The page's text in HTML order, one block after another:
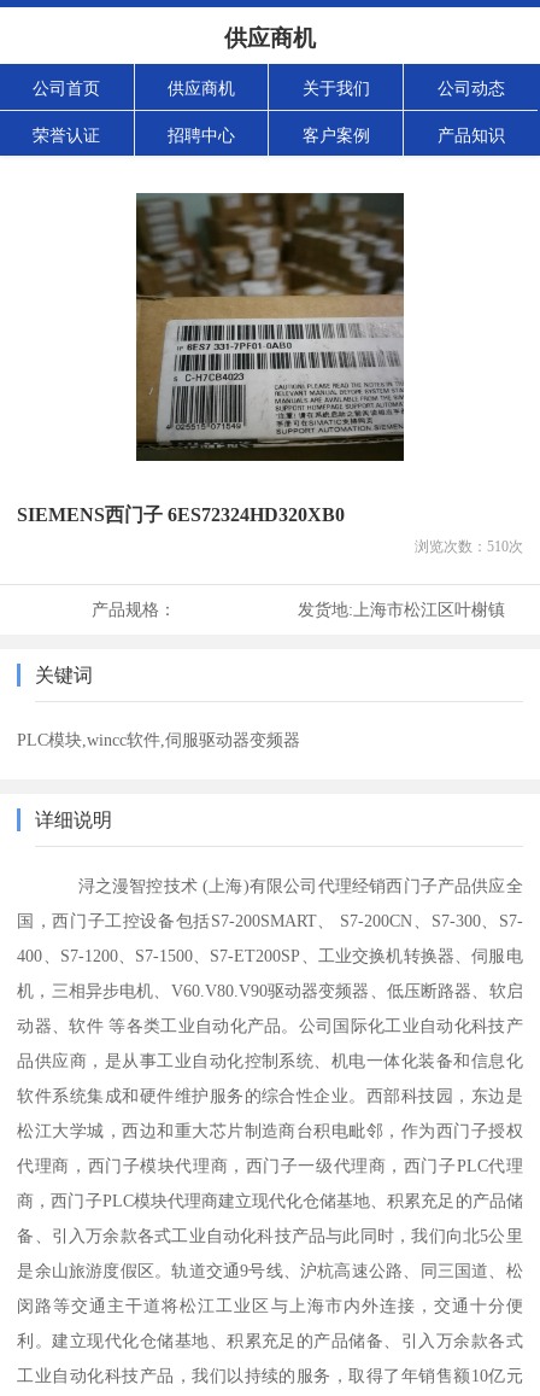
供应商机
公司首页 供应商机 关于我们 公司动态
荣誉认证 招聘中心 客户案例 产品知识
SIEMENS西门子 6ES72324HD320XB0
浏览次数： 510次
产品规格： 发货地: 上海市松江区叶榭镇
关键词
PLC模块,wincc软件,伺服驱动器变频器
详细说明
浔之漫智控技术 (上海)有限公司代理经销西门子产品供应全
国，西门子工控设备包括S7-200SMART、 S7-200CN、S7-300、S7-
400、S7-1200、S7-1500、S7-ET200SP、工业交换机转换器、伺服电
机，三相异步电机、V60.V80.V90驱动器变频器、低压断路器、软启
动器、软件 等各类工业自动化产品。公司国际化工业自动化科技产
品供应商，是从事工业自动化控制系统、机电一体化装备和信息化
软件系统集成和硬件维护服务的综合性企业。西部科技园，东边是
松江大学城，西边和重大芯片制造商台积电毗邻，作为西门子授权
代理商，西门子模块代理商，西门子一级代理商，西门子PLC代理
商，西门子PLC模块代理商建立现代化仓储基地、积累充足的产品储
备、引入万余款各式工业自动化科技产品与此同时，我们向北5公里
是余山旅游度假区。轨道交通9号线、沪杭高速公路、同三国道、松
闵路等交通主干道将松江工业区与上海市内外连接，交通十分便
利。建立现代化仓储基地、积累充足的产品储备、引入万余款各式
工业自动化科技产品，我们以持续的服务，取得了年销售额10亿元